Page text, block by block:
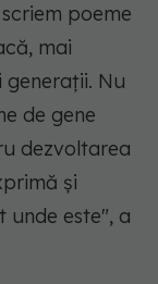
poeme
mai
Nu
de gene
dezvoltarea
și
unde este", a